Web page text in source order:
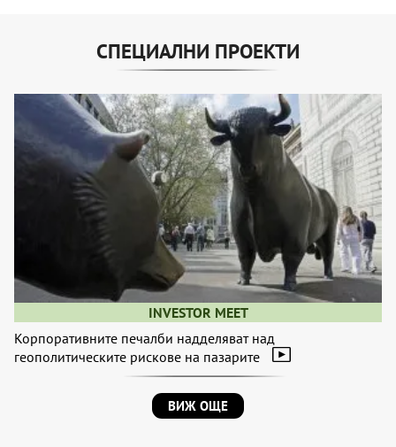
СПЕЦИАЛНИ ПРОЕКТИ
INVESTOR MEET
Корпоративните печалби надделяват над
геополитическите рискове на пазарите
ВИЖ ОЩЕ